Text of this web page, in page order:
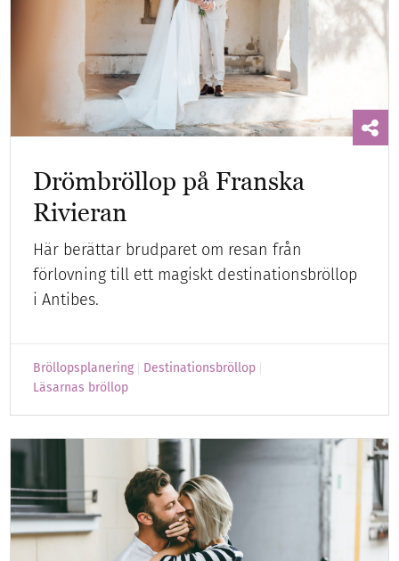
Drömbröllop på Franska
Rivieran
Här berättar brudparet om resan från
förlovning till ett magiskt destinationsbröllop
i Antibes.
Bröllopsplanering
Destinationsbröllop
Läsarnas bröllop